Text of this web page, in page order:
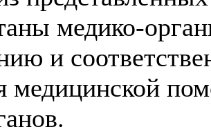
медико-
и
медицинской